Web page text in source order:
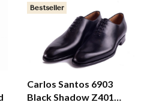
Bestseller
Carlos Santos 6903
Black Shadow Z401